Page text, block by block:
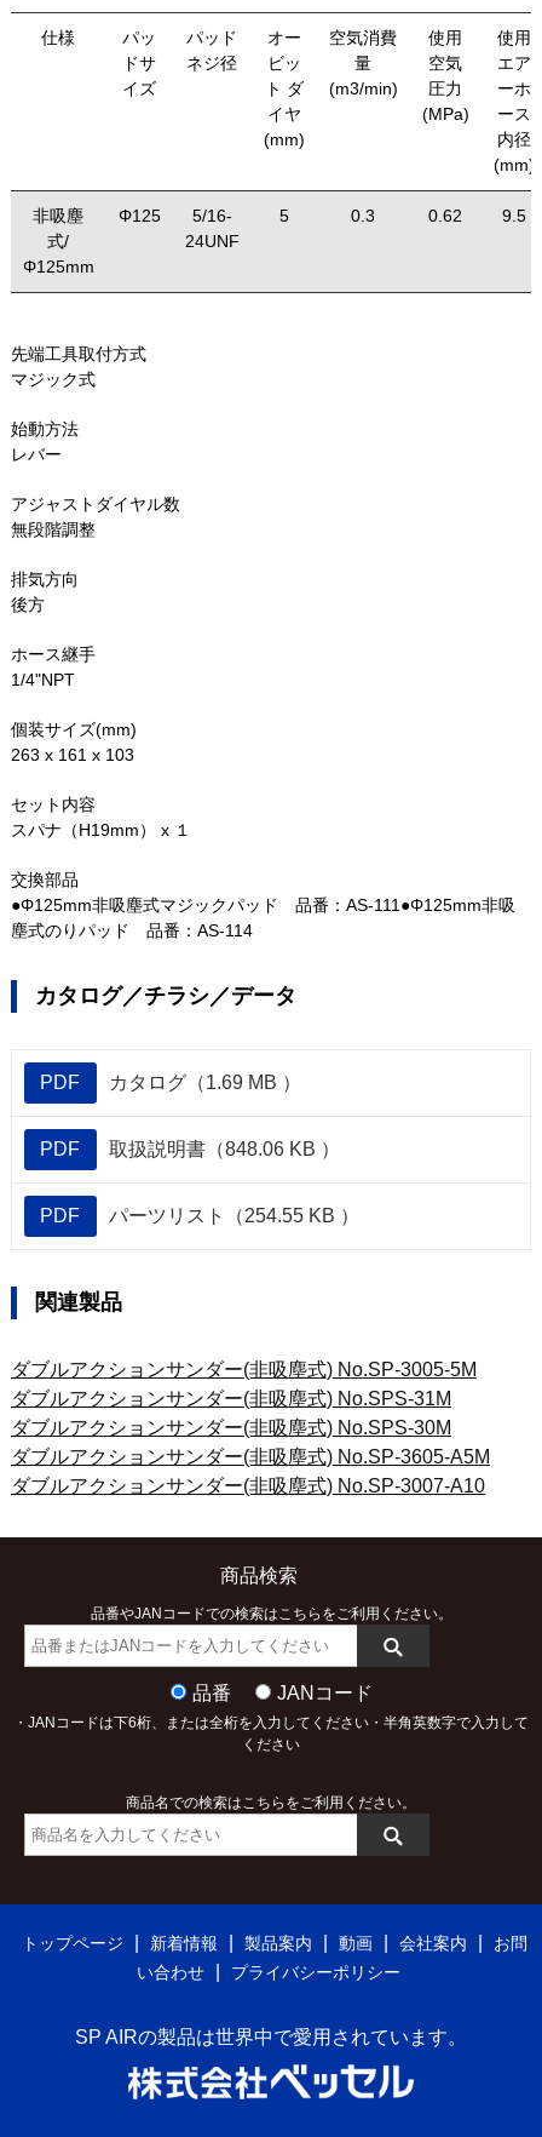
仕様
パッ
ドサ
イズ
パッド
ネジ径
オー
ビッ
ト ダ
イヤ
(mm)
空気消費
量
(m3/min)
使用
空気
圧力
(MPa)
使用
エア
ーホ
ース
内径
(mm)
非吸塵
式/
Φ125mm
Φ125
5/16-
24UNF
5 0.3 0.62 9.5
先端工具取付方式
マジック式
始動方法
レバー
アジャストダイヤル数
無段階調整
排気方向
後方
ホース継手
1/4"NPT
個装サイズ(mm)
263 x 161 x 103
セット内容
スパナ（H19mm） x １
交換部品
●Φ125mm非吸塵式マジックパッド 品番：AS-111●Φ125mm非吸
塵式のりパッド 品番：AS-114
カタログ／チラシ／データ
PDF カタログ（1.69 MB ）
PDF 取扱説明書（848.06 KB ）
PDF パーツリスト（254.55 KB ）
関連製品
ダブルアクションサンダー(非吸塵式) No.SP-3005-5M
ダブルアクションサンダー(非吸塵式) No.SPS-31M
ダブルアクションサンダー(非吸塵式) No.SPS-30M
ダブルアクションサンダー(非吸塵式) No.SP-3605-A5M
ダブルアクションサンダー(非吸塵式) No.SP-3007-A10
商品検索
品番やJANコードでの検索はこちらをご利用ください。
品番 JANコード
・JANコードは下6桁、または全桁を入力してください・半角英数字で入力して
ください
商品名での検索はこちらをご利用ください。
トップページ 新着情報 製品案内 動画 会社案内
お問
い合わせ
プライバシーポリシー
SP AIRの製品は世界中で愛用されています。